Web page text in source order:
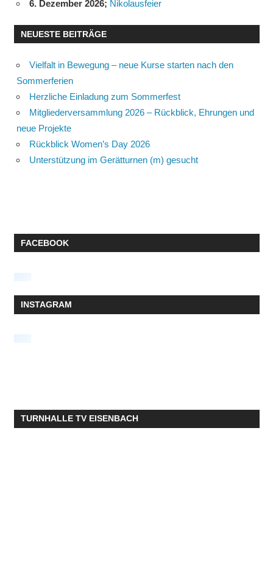
6. Dezember 2026; Nikolausfeier
NEUESTE BEITRÄGE
Vielfalt in Bewegung – neue Kurse starten nach den
Sommerferien
Herzliche Einladung zum Sommerfest
Mitgliederversammlung 2026 – Rückblick, Ehrungen und
neue Projekte
Rückblick Women’s Day 2026
Unterstützung im Gerätturnen (m) gesucht
FACEBOOK
INSTAGRAM
TURNHALLE TV EISENBACH